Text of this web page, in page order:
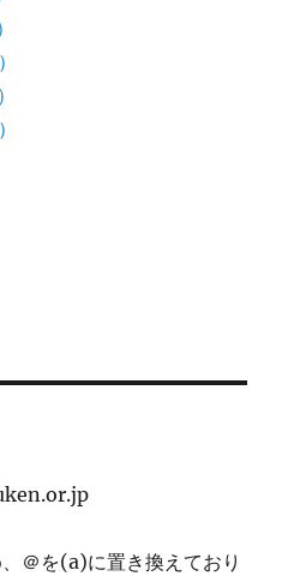
＠を(a)に置き換えており